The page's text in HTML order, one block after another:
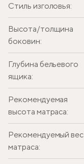
Стиль изголовья:
Высота/толщина
боковин:
Глубина бельевого
ящика:
Рекомендуемая
высота матраса:
Рекомендуемый вес
матраса: